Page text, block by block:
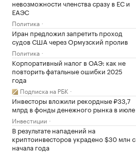
невозможности членства сразу в ЕС и
ЕАЭС
Политика
Иран предложил запретить проход
судов США через Ормузский пролив
Политика
Корпоративный налог в ОАЭ: как не
повторить фатальные ошибки 2025
года
Подписка на РБК
Инвесторы вложили рекордные ₽33,7
млрд в фонды денежного рынка в июле
Инвестиции
В результате нападений на
криптоинвесторов украдено $30 млн с
начала года